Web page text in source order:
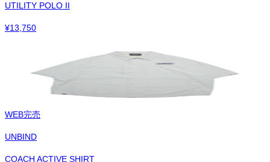
UTILITY POLO II
¥13,750
WEB完売
UNBIND
COACH ACTIVE SHIRT